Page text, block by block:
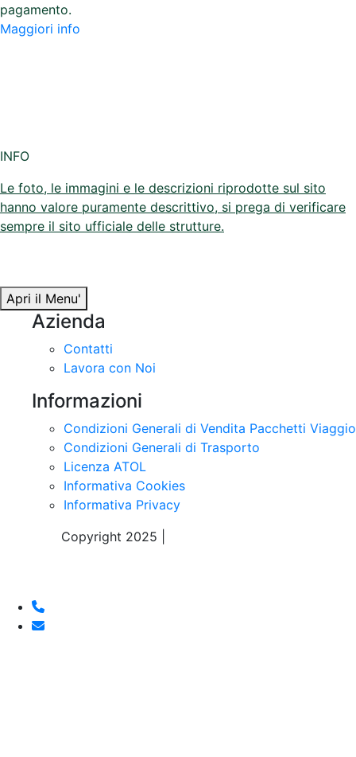
pagamento.
Maggiori info
INFO
Le foto, le immagini e le descrizioni riprodotte sul sito
hanno valore puramente descrittivo, si prega di verificare
sempre il sito ufficiale delle strutture.
Apri il Menu'
Azienda
Contatti
Lavora con Noi
Informazioni
Condizioni Generali di Vendita Pacchetti Viaggio
Condizioni Generali di Trasporto
Licenza ATOL
Informativa Cookies
Informativa Privacy
Copyright 2025 |